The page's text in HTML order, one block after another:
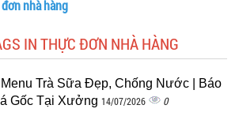
nhà hàng
IN THỰC ĐƠN NHÀ HÀNG
Menu Trà Sữa Đẹp, Chống Nước | Báo
Gốc Tại Xưởng 14/07/2026 0